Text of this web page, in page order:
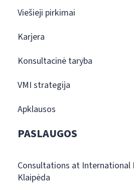
Viešieji pirkimai
Karjera
Konsultacinė taryba
VMI strategija
Apklausos
PASLAUGOS
Consultations at International
Klaipėda